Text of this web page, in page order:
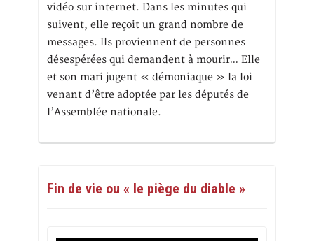
vidéo sur internet. Dans les minutes qui
suivent, elle reçoit un grand nombre de
messages. Ils proviennent de personnes
désespérées qui demandent à mourir… Elle
et son mari jugent « démoniaque » la loi
venant d’être adoptée par les députés de
l’Assemblée nationale.
Fin de vie ou « le piège du diable »